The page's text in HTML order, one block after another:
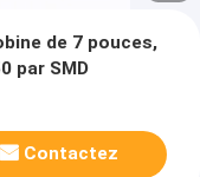
de 7 pouces,
par SMD
Contactez